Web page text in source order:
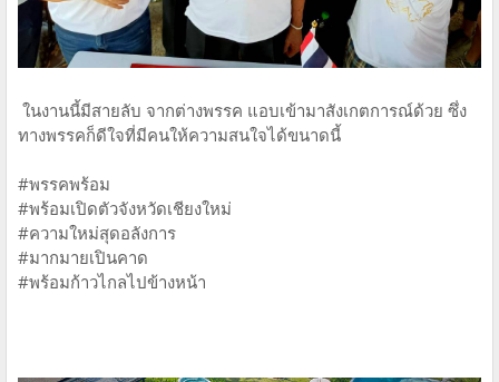
ในงานนี้มีสายลับ จากต่างพรรค แอบเข้ามาสังเกตการณ์ด้วย ซึ่ง
ทางพรรคก็ดีใจที่มีคนให้ความสนใจได้ขนาดนี้
#พรรคพร้อม
#พร้อมเปิดตัวจังหวัดเชียงใหม่
#ความใหม่สุดอลังการ
#มากมายเปินคาด
#พร้อมก้าวไกลไปข้างหน้า